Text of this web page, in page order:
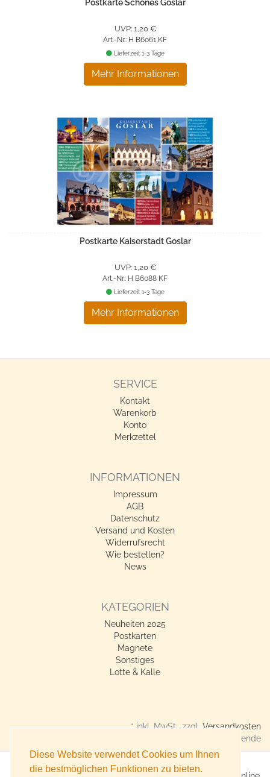
Postkarte Schönes Goslar
UVP: 1,20 €
Art.-Nr.: H B6061 KF
Mehr Informationen
Lieferzeit 1-3 Tage
Postkarte Kaiserstadt Goslar
UVP: 1,20 €
Art.-Nr.: H B6088 KF
Mehr Informationen
Lieferzeit 1-3 Tage
SERVICE
Kontakt
Warenkorb
Konto
Merkzettel
INFORMATIONEN
Impressum
AGB
Datenschutz
Versand und Kosten
Widerrufsrecht
Wie bestellen?
News
KATEGORIEN
Neuheiten 2025
Postkarten
Magnete
Sonstiges
Lotte & Kalle
* inkl. MwSt., zzgl.Versandkosten
Verkauf nur an Gewerbetreibende
Diese Website verwendet Cookies um Ihnen
die bestmöglichen Funktionen zu bieten.